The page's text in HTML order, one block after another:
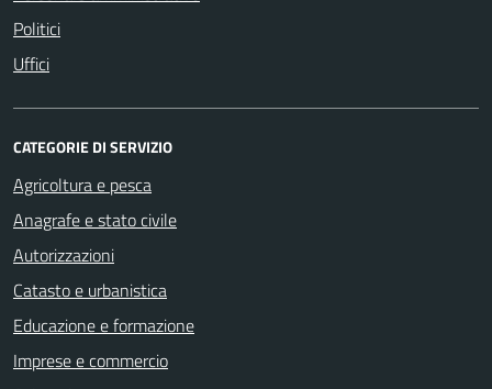
Politici
Uffici
CATEGORIE DI SERVIZIO
Agricoltura e pesca
Anagrafe e stato civile
Autorizzazioni
Catasto e urbanistica
Educazione e formazione
Imprese e commercio